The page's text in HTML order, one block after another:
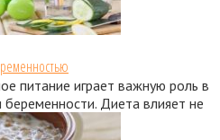
питание играет важную роль в
Диета влияет не